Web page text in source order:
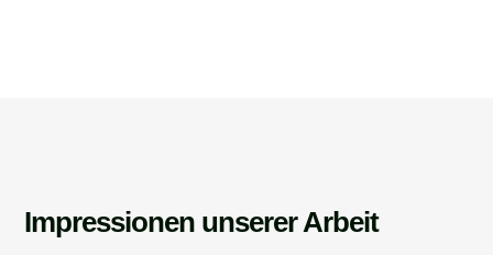
Impressionen unserer Arbeit